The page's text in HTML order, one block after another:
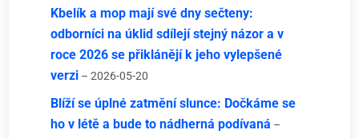
Kbelík a mop mají své dny sečteny:
odborníci na úklid sdílejí stejný názor a v
roce 2026 se přiklánějí k jeho vylepšené
verzi – 2026-05-20
Blíží se úplné zatmění slunce: Dočkáme se
ho v létě a bude to nádherná podívaná –